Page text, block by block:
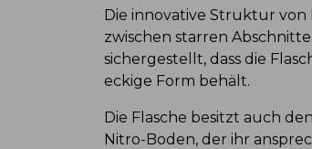
Die innovative Struktur von
zwischen starren
sichergestellt, dass die
eckige Form behält.
Die Flasche besitzt auch
Nitro-Boden, der ihr